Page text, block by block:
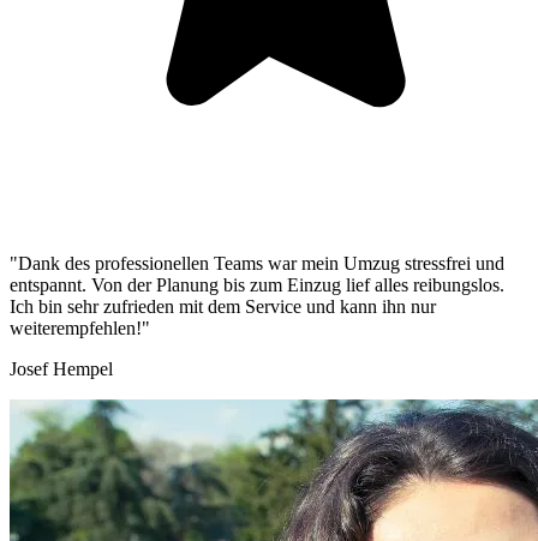
"Dank des professionellen Teams war mein Umzug stressfrei und
entspannt. Von der Planung bis zum Einzug lief alles reibungslos.
Ich bin sehr zufrieden mit dem Service und kann ihn nur
weiterempfehlen!"
Josef Hempel